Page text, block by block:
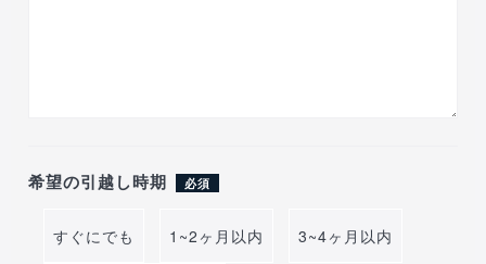
希望の引越し時期 必須
すぐにでも 1~2ヶ月以内 3~4ヶ月以内